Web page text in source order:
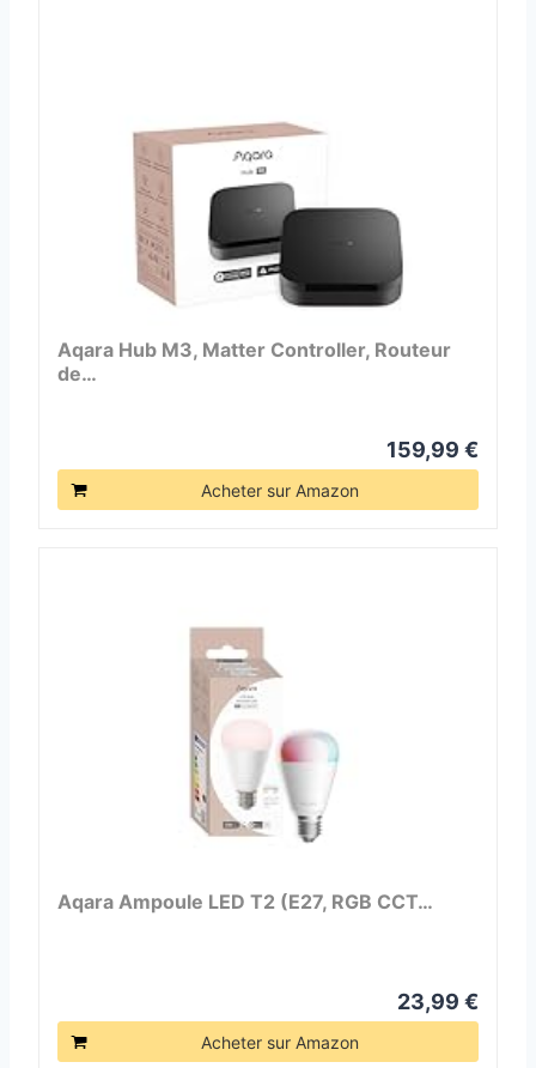
Aqara Hub M3, Matter Controller, Routeur
de…
159,99 €
Acheter sur Amazon
Aqara Ampoule LED T2 (E27, RGB CCT…
23,99 €
Acheter sur Amazon